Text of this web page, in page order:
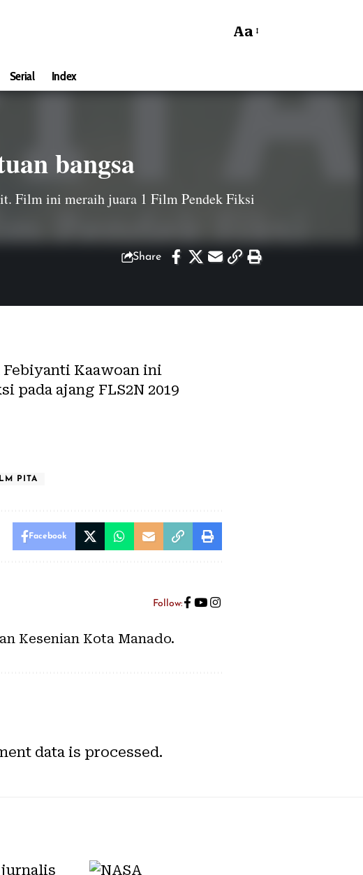
Aa
Serial Index
bangsa
Film ini meraih juara 1 Film Pendek Fiksi
Share
Kaawoan ini
pada ajang FLS2N 2019
PITA
Facebook
Follow:
Kesenian Kota Manado.
data is processed.